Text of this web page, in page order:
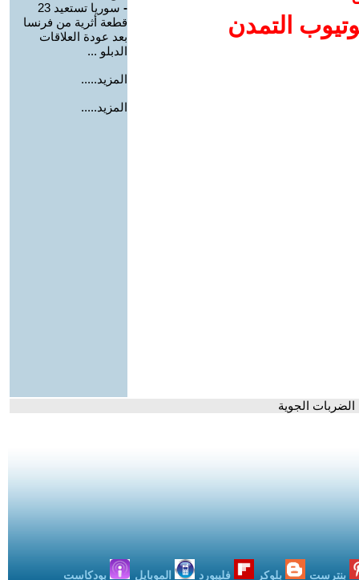
التمدن
-
سوريا تستعيد 23
قطعة أثرية من فرنسا
بعد عودة العلاقات
الدبلو ...
المزيد.....
المزيد.....
الجوية
بنترست بلوكر فليبورد الموبايل بودكاست